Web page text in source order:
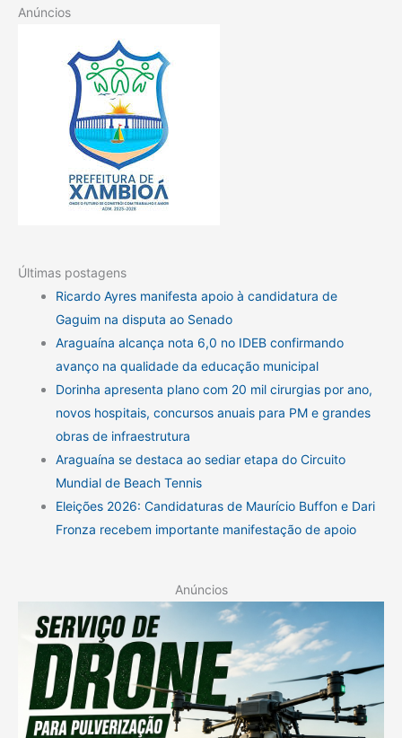
Anúncios
Últimas postagens
Ricardo Ayres manifesta apoio à candidatura de
Gaguim na disputa ao Senado
Araguaína alcança nota 6,0 no IDEB confirmando
avanço na qualidade da educação municipal
Dorinha apresenta plano com 20 mil cirurgias por ano,
novos hospitais, concursos anuais para PM e grandes
obras de infraestrutura
Araguaína se destaca ao sediar etapa do Circuito
Mundial de Beach Tennis
Eleições 2026: Candidaturas de Maurício Buffon e Dari
Fronza recebem importante manifestação de apoio
Anúncios